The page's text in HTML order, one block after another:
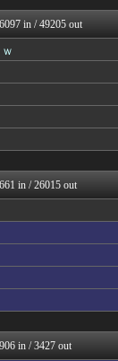
ーる速報！
ゲー速報
みくす 声優まとめ
｜ガン...
えばForYou
ー速報
転生まとめ速報
はつ -アニメ発信場-
ー速報
ルニューススレッド
ゲー速報
in / 49205 out
in / 26015 out
in / 3427 out